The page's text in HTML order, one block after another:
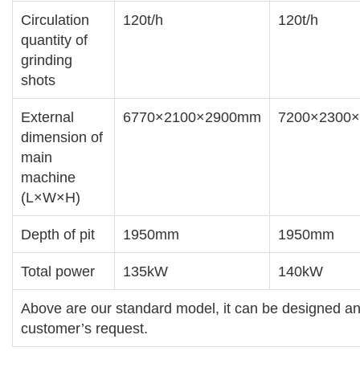
Circulation
quantity of
grinding
shots
120t/h 120t/h
External
dimension of
main
machine
(L×W×H)
6770×2100×2900mm
Depth of pit 1950mm 1950mm
Total power 135kW 140kW
Above are our standard model, it can be designed
customer’s request.